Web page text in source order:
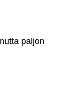
paljon